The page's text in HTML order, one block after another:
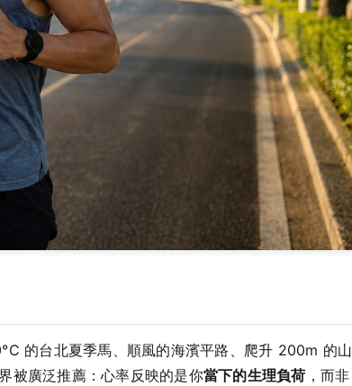
的台北夏季馬、順風的海濱平路、爬升 200m 的山
被廣泛推薦：心率反映的是你當下的生理負荷 ，而非